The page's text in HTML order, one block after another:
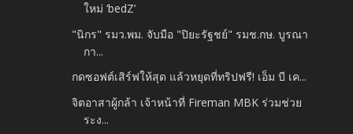
ใหม่ ‘bedZ’
"นิกร" รมว.พม. จับมือ "ปิยะรัฐชย์" รมช.กษ. บูรณา
กา...
กดซอฟต์เสิร์ฟให้สุด แล้วหยุดที่ทริปฟรี! เอ็ม บี เค...
จิตอาสาผู้กล้า เจ้าหน้าที่ Fireman MBK ร่วมช่วย
ระง...